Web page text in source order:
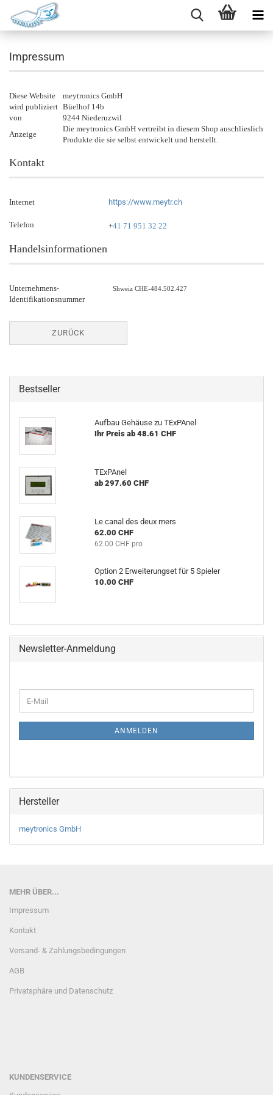
Impressum
Diese Website
wird publiziert
von
meytronics GmbH
Büelhof 14b
9244 Niederuzwil
Anzeige
Die meytronics GmbH vertreibt in diesem Shop auschlieslich
Produkte die sie selbst entwickelt und herstellt.
Kontakt
Internet https://www.meytr.ch
Telefon +41 71 951 32 22
Handelsinformationen
Unternehmens-
Identifikationsnummer
Shweiz CHE-484.502.427
ZURÜCK
Bestseller
Aufbau Gehäuse zu TExPAnel
Ihr Preis ab 48.61 CHF
TExPAnel
ab 297.60 CHF
Le canal des deux mers
62.00 CHF
62.00 CHF pro
Option 2 Erweiterungset für 5 Spieler
10.00 CHF
Newsletter-Anmeldung
ZUR
E-
Mail
ANMELDEN
Hersteller
meytronics GmbH
MEHR ÜBER...
Impressum
Kontakt
Versand- & Zahlungsbedingungen
AGB
Privatsphäre und Datenschutz
KUNDENSERVICE